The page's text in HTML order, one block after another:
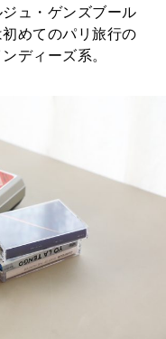
ュ・ゲンズブール
めてのパリ旅行の
ディーズ系。